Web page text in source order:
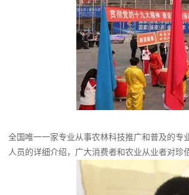
全国唯一一家专业从事农林科技推广和普及的
人员的详细介绍，广大消费者和农业从业者对珍